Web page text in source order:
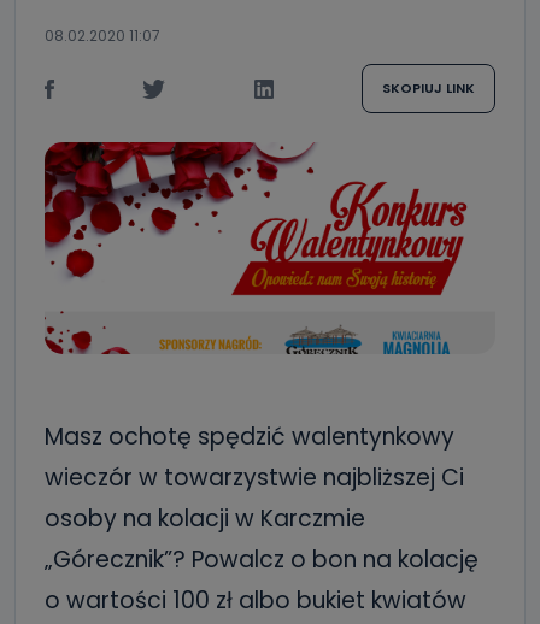
08.02.2020 11:07
SKOPIUJ LINK
Masz ochotę spędzić walentynkowy
wieczór w towarzystwie najbliższej Ci
osoby na kolacji w Karczmie
„Górecznik”? Powalcz o bon na kolację
o wartości 100 zł albo bukiet kwiatów